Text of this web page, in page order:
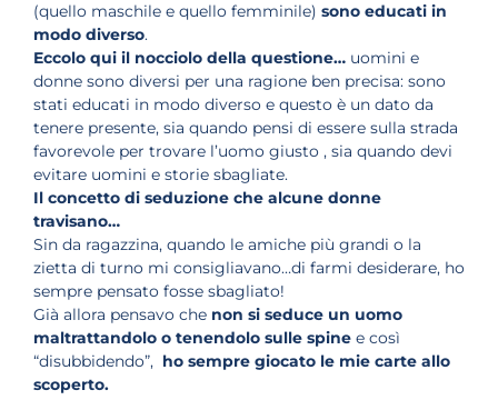
(quello maschile e quello femminile) sono educati in
modo diverso.
Eccolo qui il nocciolo della questione… uomini e
donne sono diversi per una ragione ben precisa: sono
stati educati in modo diverso e questo è un dato da
tenere presente, sia quando pensi di essere sulla strada
favorevole per trovare l’uomo giusto , sia quando devi
evitare uomini e storie sbagliate.
Il concetto di seduzione che alcune donne
travisano…
Sin da ragazzina, quando le amiche più grandi o la
zietta di turno mi consigliavano…di farmi desiderare, ho
sempre pensato fosse sbagliato!
Già allora pensavo che non si seduce un uomo
maltrattandolo o tenendolo sulle spine e così
“disubbidendo”, ho sempre giocato le mie carte allo
scoperto.